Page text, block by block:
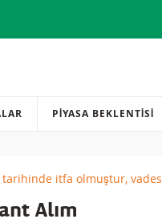
PIYASA BEKLENTISI
has
tarihinde itfa olmuştur,
Alım